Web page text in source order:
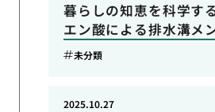
暮らしの知恵を科学す
エン酸による排水溝メ
未分類
2025.10.27